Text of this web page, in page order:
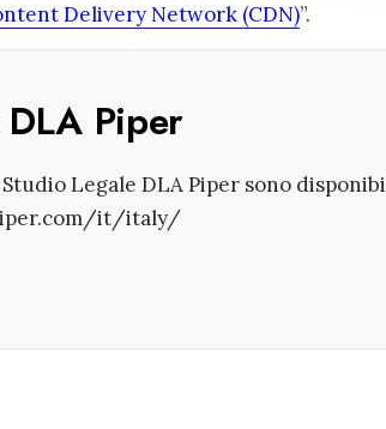
Delivery Network (CDN)”.
DLA Piper
Legale DLA Piper sono
it/italy/